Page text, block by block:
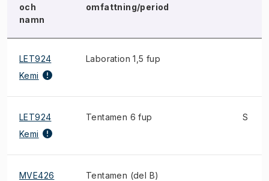
och
namn
omfattning/period
LET924
Kemi
Laboration 1,5 fup
LET924
Kemi
Tentamen 6 fup S
MVE426
Tentamen (del B)